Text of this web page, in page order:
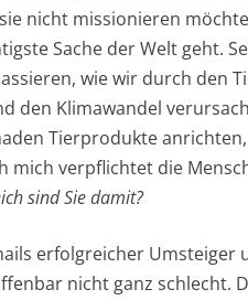
nicht missionieren
Sache der Welt geht.
wie wir durch den
den Klimawandel
Tierprodukte
mich verpflichtet die
sind Sie damit?
erfolgreicher
nicht ganz schlecht.